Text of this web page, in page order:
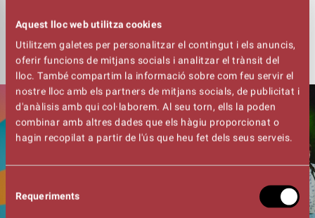
Aquest lloc web utilitza cookies
Utilitzem galetes per personalitzar el contingut i els anuncis,
oferir funcions de mitjans socials i analitzar el trànsit del
lloc. També compartim la informació sobre com feu servir el
nostre lloc amb els partners de mitjans socials, de publicitat i
d'anàlisis amb qui col·laborem. Al seu torn, ells la poden
combinar amb altres dades que els hàgiu proporcionat o
hagin recopilat a partir de l'ús que heu fet dels seus serveis.
Requeriments
Els infants paguen entrada a partir de 2 anys.